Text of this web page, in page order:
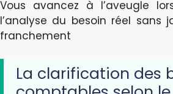
Vous avancez à l’aveugle
l’analyse du besoin réel sans
franchement
La clarification des